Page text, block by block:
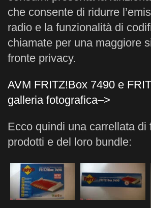
che consente di ridurre
radio e la funzionalità di
chiamate per una maggiore
fronte privacy.
AVM FRITZ!Box 7490 e
galleria fotografica–>
Ecco quindi una carrellata di
prodotti e del loro bundle: